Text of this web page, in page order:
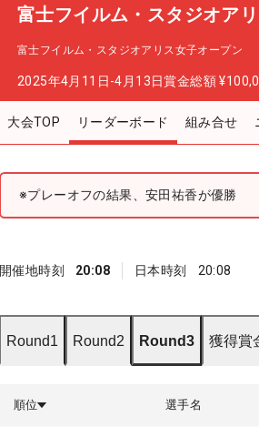
富士フイルム・スタジオア
富士フイルム・スタジオアリス女子オープン
2025年4月11日-4月13日賞金総額
大会TOP リーダーボード 組み合せ
※プレーオフの結果、安田祐香が優勝
開催地時刻 20:08 日本時刻 20:08
Round1 Round2 Round3 獲得賞
順位 選手名